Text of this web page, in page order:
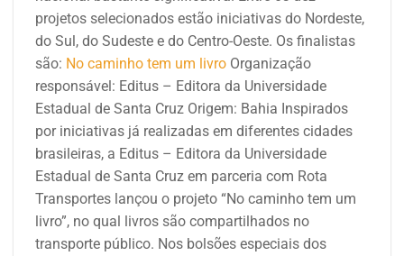
projetos selecionados estão iniciativas do Nordeste,
do Sul, do Sudeste e do Centro-Oeste. Os finalistas
são: No caminho tem um livro Organização
responsável: Editus – Editora da Universidade
Estadual de Santa Cruz Origem: Bahia Inspirados
por iniciativas já realizadas em diferentes cidades
brasileiras, a Editus – Editora da Universidade
Estadual de Santa Cruz em parceria com Rota
Transportes lançou o projeto “No caminho tem um
livro”, no qual livros são compartilhados no
transporte público. Nos bolsões especiais dos